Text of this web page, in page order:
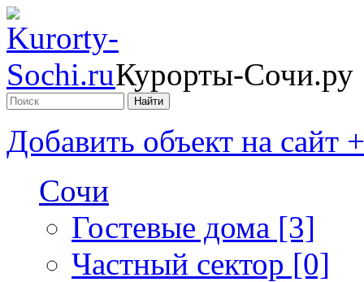
Курорты-Сочи.ру
Добавить объект на сайт +
Сочи
Гостевые дома [3]
Частный сектор [0]